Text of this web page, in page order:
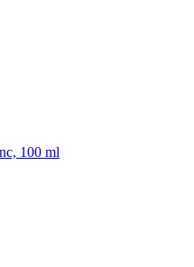
100 ml